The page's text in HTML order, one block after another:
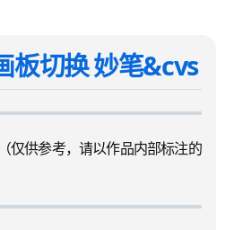
板切换 妙笔&cvs
仅供参考，请以作品内部标注的